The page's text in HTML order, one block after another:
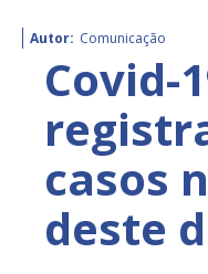
Autor: Comunicação
Covid-
casos
deste